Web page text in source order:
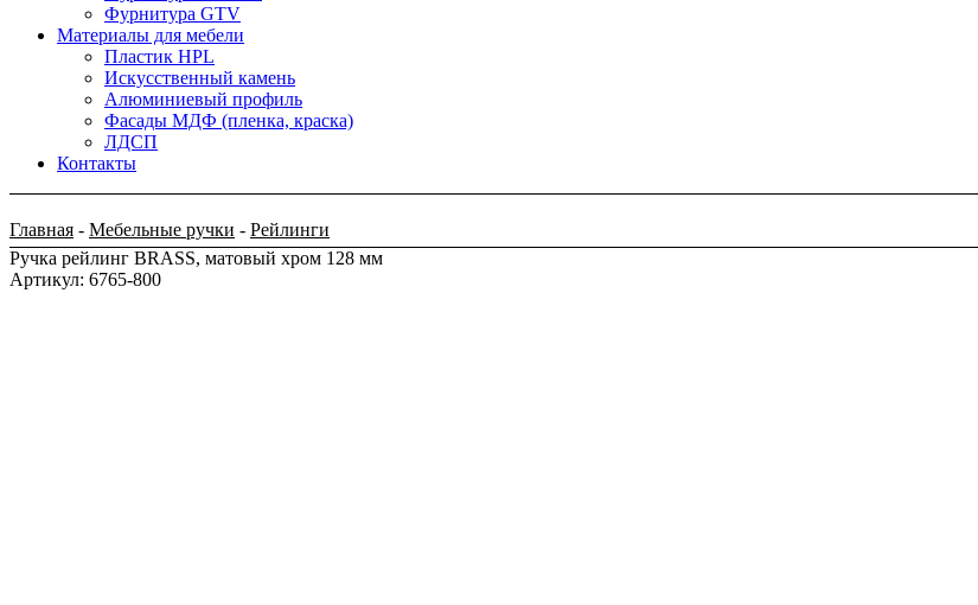
Фурнитура GTV
Материалы для мебели
Пластик HPL
Искусственный камень
Алюминиевый профиль
Фасады МДФ (пленка, краска)
ЛДСП
Контакты
Главная - Мебельные ручки - Рейлинги
Ручка рейлинг BRASS, матовый хром 128 мм
Артикул: 6765-800